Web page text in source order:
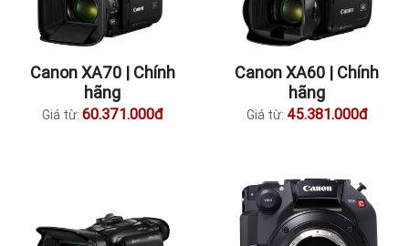
Canon XA70 | Chính
hãng
Giá từ: 60.371.000đ
Canon XA60 | Chính
hãng
Giá từ: 45.381.000đ